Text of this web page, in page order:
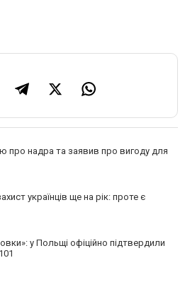
про надра та заявив про вигоду для
українців ще на рік: проте є
у Польщі офіційно підтвердили